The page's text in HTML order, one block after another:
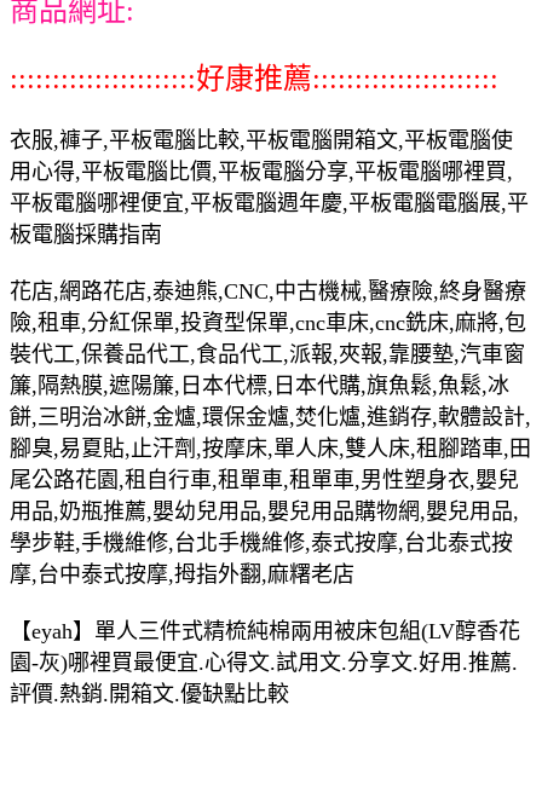
商品網址:
::::::::::::::::::::::好康推薦::::::::::::::::::::::
衣服,褲子,平板電腦比較,平板電腦開箱文,平板電腦使
用心得,平板電腦比價,平板電腦分享,平板電腦哪裡買,
平板電腦哪裡便宜,平板電腦週年慶,平板電腦電腦展,平
板電腦採購指南
花店,網路花店,泰迪熊,CNC,中古機械,醫療險,終身醫療
險,租車,分紅保單,投資型保單,cnc車床,cnc銑床,麻將,包
裝代工,保養品代工,食品代工,派報,夾報,靠腰墊,汽車窗
簾,隔熱膜,遮陽簾,日本代標,日本代購,旗魚鬆,魚鬆,冰
餅,三明治冰餅,金爐,環保金爐,焚化爐,進銷存,軟體設計,
腳臭,易夏貼,止汗劑,按摩床,單人床,雙人床,租腳踏車,田
尾公路花園,租自行車,租單車,租單車,男性塑身衣,嬰兒
用品,奶瓶推薦,嬰幼兒用品,嬰兒用品購物網,嬰兒用品,
學步鞋,手機維修,台北手機維修,泰式按摩,台北泰式按
摩,台中泰式按摩,拇指外翻,麻糬老店
【eyah】單人三件式精梳純棉兩用被床包組(LV醇香花
園-灰)哪裡買最便宜.心得文.試用文.分享文.好用.推薦.
評價.熱銷.開箱文.優缺點比較